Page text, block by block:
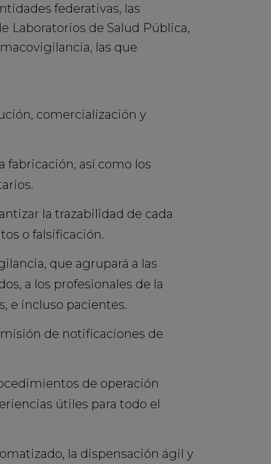
federativas, las
Laboratorios de Salud Pública,
las que
comercialización y
fabricación, así como los
la trazabilidad de cada
o falsificación.
que agrupará a las
a los profesionales de la
e incluso pacientes.
de notificaciones de
de operación
útiles para todo el
la dispensación ágil y